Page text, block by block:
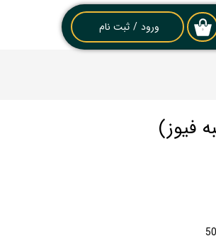
۰ ورود / ثبت نام
حساب کاربری من
خروج از حساب